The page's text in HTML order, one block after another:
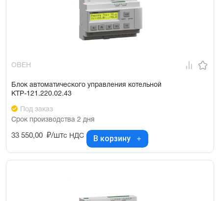
ОВЕН
Блок автоматического управления котельной
КТР-121.220.02.43
Под заказ
Срок производства 2 дня
33 550,00 ₽/штс НДС В корзину